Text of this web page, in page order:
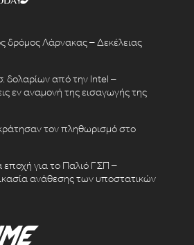
δρόμος Λάρνακας – Δεκέλειας
δολαρίων από την Intel –
εν αναμονή της εισαγωγής της
τον πληθωρισμό στο
για το Παλιό ΓΣΠ –
ανάθεσης των υποστατικών